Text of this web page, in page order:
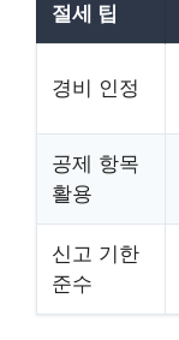
절세 팁
경비 인정
공제 항목
활용
신고 기한
준수